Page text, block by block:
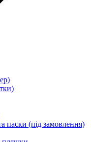
паски (під замовлення)